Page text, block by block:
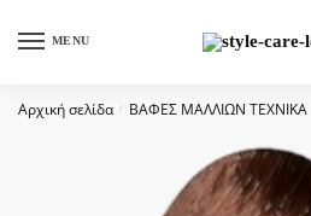
MENU
Αρχική σελίδα / ΒΑΦΕΣ ΜΑΛΛΙΩΝ ΤΕΧΝΙΚΑ